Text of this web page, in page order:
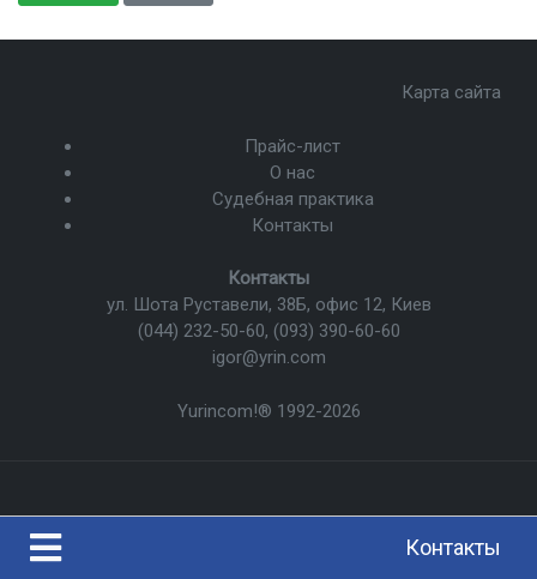
Yurincom!® 1992-2026
Контакты
ул. Шота Руставели, 38Б, офис 12, Киев
(044) 232-50-60, (093) 390-60-60
igor@yrin.com
Прайс-лист
О нас
Судебная практика
Контакты
Карта сайта
Контакты